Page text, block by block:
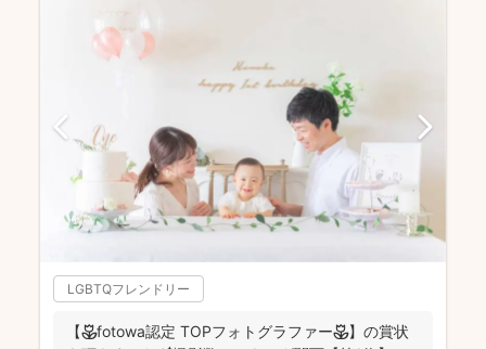
LGBTQフレンドリー
【🌷fotowa認定 TOPフォトグラファー🌷】の賞状